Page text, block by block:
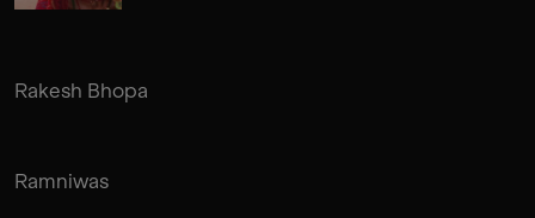
Rakesh Bhopa
Ramniwas